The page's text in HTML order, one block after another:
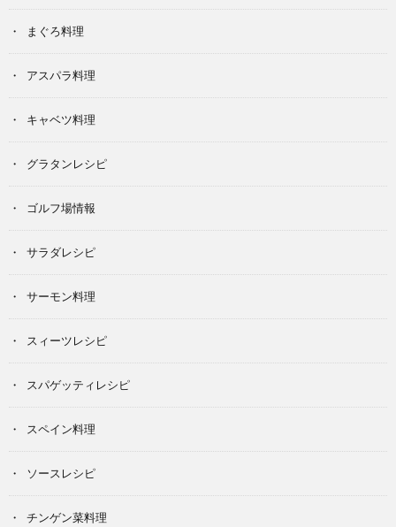
まぐろ料理
アスパラ料理
キャベツ料理
グラタンレシピ
ゴルフ場情報
サラダレシピ
サーモン料理
スィーツレシピ
スパゲッティレシピ
スペイン料理
ソースレシピ
チンゲン菜料理